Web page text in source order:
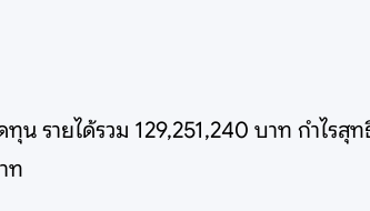
รายได้รวม 129,251,240 บาท กำไร
ท